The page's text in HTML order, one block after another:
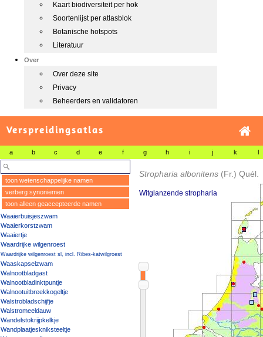
Kaart biodiversiteit per hok
Soortenlijst per atlasblok
Botanische hotspots
Literatuur
Over
Over deze site
Privacy
Beheerders en validatoren
Verspreidingsatlas
a b c d e f g h i j k l
toon wetenschappelijke namen
verberg synoniemen
toon alleen geaccepteerde namen
Waaierbuisjeszwam
Waaierkorstzwam
Waaiertje
Waardrijke wilgenroest
Waardrijke wilgenroest sl, incl. Ribes-katwilgroest
Waaskapselzwam
Walnootbladgast
Walnootbladinktpuntje
Walnootuitbreekkogeltje
Walstrobladschijfje
Walstromeeldauw
Wandelstokrijpkelkje
Wandplaatjeskniksteeltje
Stropharia albonitens (Fr.) Quél.
Witglanzende stropharia